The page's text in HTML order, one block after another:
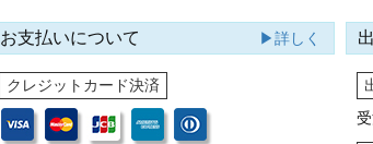
お支払いについて ▶詳しく
クレジットカード決済